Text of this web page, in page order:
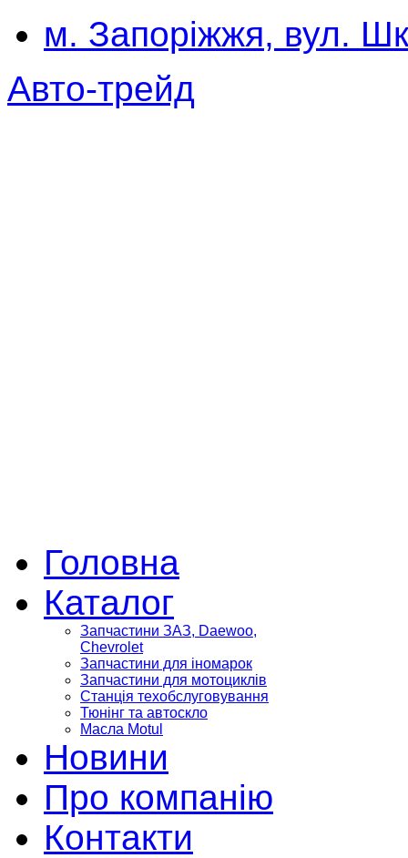
м. Запоріжжя, вул.
Авто-трейд
Головна
Каталог
Запчастини ЗАЗ, Daewoo,
Chevrolet
Запчастини для іномарок
Запчастини для мотоциклів
Станція техобслуговування
Тюнінг та автоскло
Масла Motul
Новини
Про компанію
Контакти